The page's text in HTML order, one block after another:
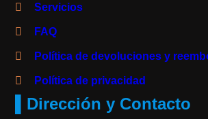
Servicios
FAQ
Política de devoluciones y
Política de privacidad
▌Dirección y Contacto